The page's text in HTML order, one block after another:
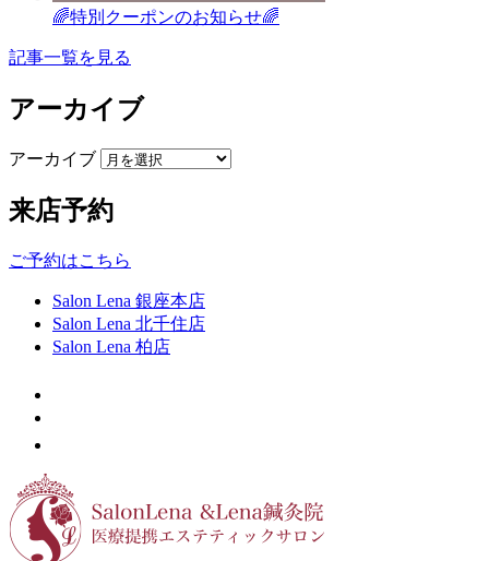
🌈特別クーポンのお知らせ🌈
記事一覧を見る
アーカイブ
アーカイブ
来店予約
ご予約はこちら
Salon Lena 銀座本店
Salon Lena 北千住店
Salon Lena 柏店